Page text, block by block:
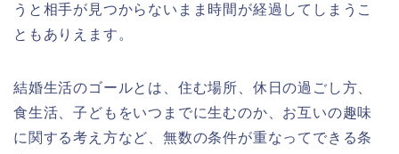
うと相手が見つからないまま時間が経過してしまうこ
ともありえます。
結婚生活のゴールとは、住む場所、休日の過ごし方、
食生活、子どもをいつまでに生むのか、お互いの趣味
に関する考え方など、無数の条件が重なってできる条